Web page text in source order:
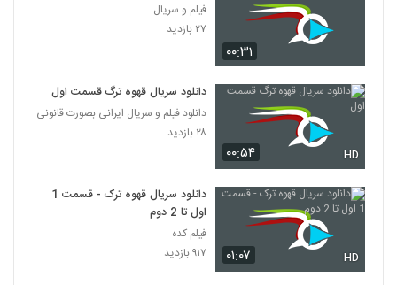
۰۰:۳۱
فیلم و سریال
۲۷ بازدید
۰۰:۵۴ HD
دانلود سریال قهوه ترگ قسمت اول
دانلود فیلم و سریال ایرانی بصورت قانونی
۲۸ بازدید
۰۱:۰۷ HD
دانلود سریال قهوه ترک - قسمت 1
اول تا 2 دوم
فیلم کده
۹۱۷ بازدید